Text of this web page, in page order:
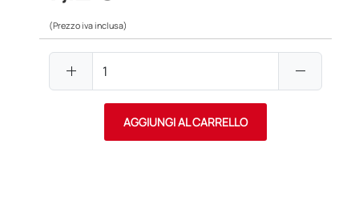
(Prezzo iva inclusa)
add remove
AGGIUNGI AL CARRELLO